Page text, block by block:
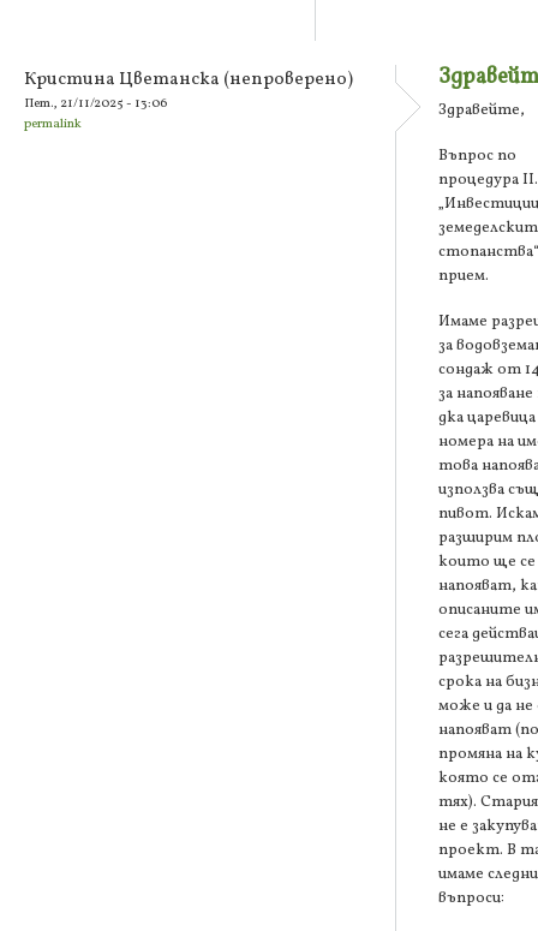
Кристина Цветанска (непроверено)
Пет., 21/11/2025 - 13:06
permalink
Здравейте,
Въпрос по
процедура
прием.
Имаме
за
сондаж от
за
дка
номера на
това
използва
пивот.
разширим
които ще се
напояват,
описаните
сега
срока на
може и да не
напояват
промяна на
която се
тях).
не е
проект. В
имаме
въпроси: